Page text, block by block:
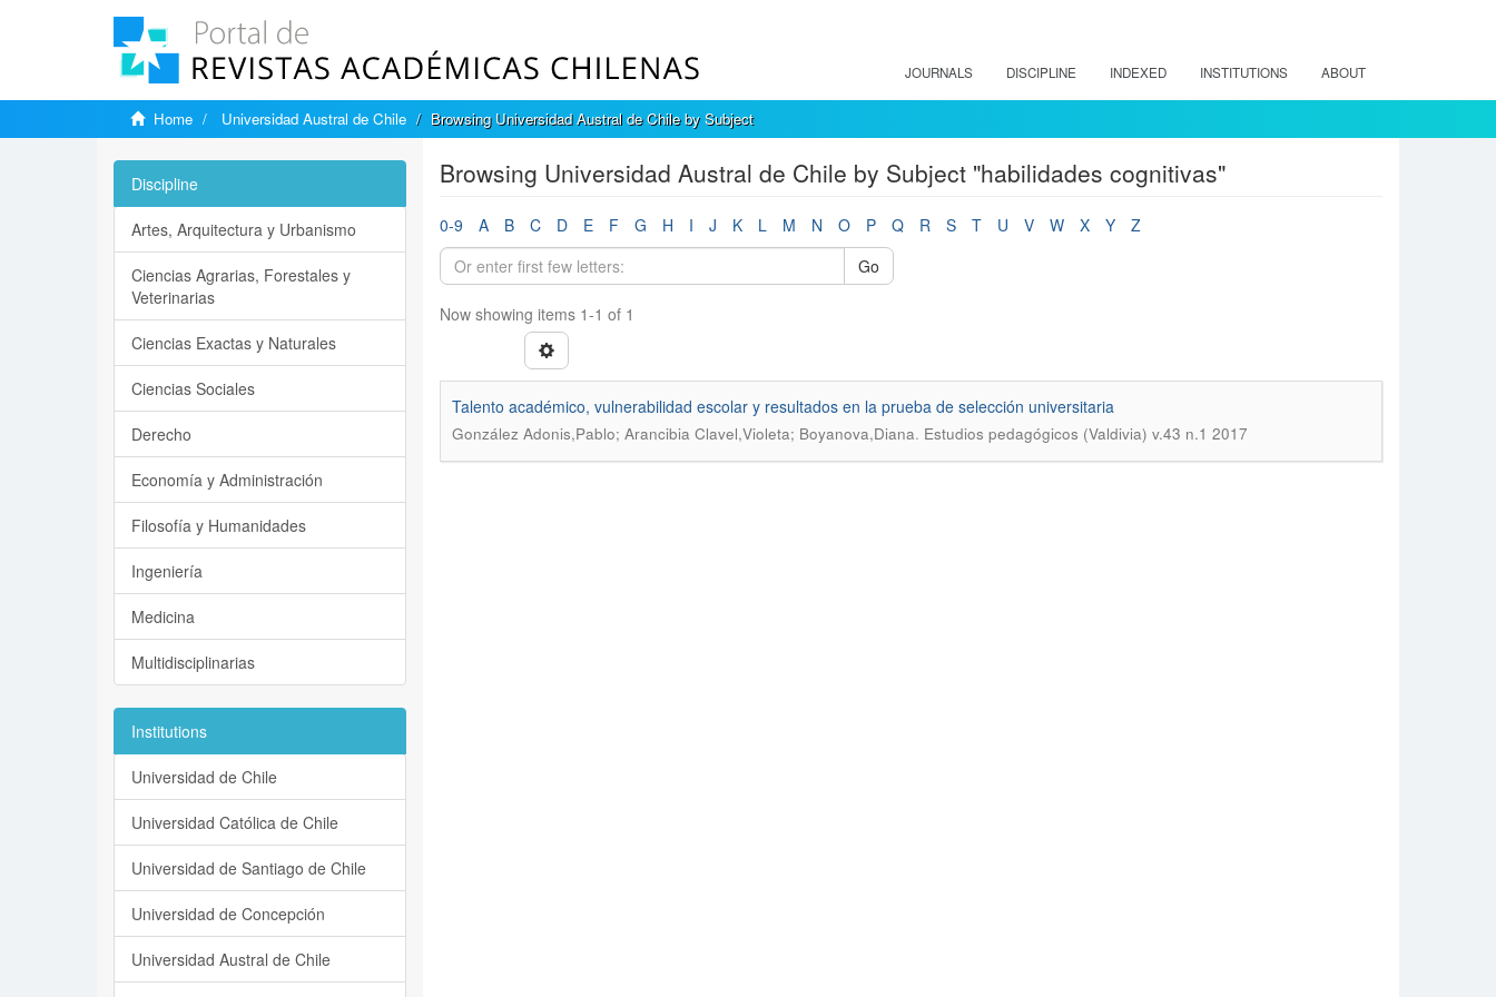
JOURNALS DISCIPLINE INDEXED INSTITUTIONS ABOUT
Home Universidad Austral de Chile Browsing Universidad Austral de Chile by Subject
Browsing Universidad Austral de Chile by Subject "habilidades cognitivas"
0-9 A B C D E F G H I J K L M N O P Q R S T U V W X Y
Z
Go
Now showing items 1-1 of 1
Talento académico, vulnerabilidad escolar y resultados en la prueba de selección universitaria
González Adonis,Pablo; Arancibia Clavel,Violeta; Boyanova,Diana. Estudios pedagógicos (Valdivia) v.43 n.1 2017
Discipline
Artes, Arquitectura y Urbanismo
Ciencias Agrarias, Forestales y
Veterinarias
Ciencias Exactas y Naturales
Ciencias Sociales
Derecho
Economía y Administración
Filosofía y Humanidades
Ingeniería
Medicina
Multidisciplinarias
Institutions
Universidad de Chile
Universidad Católica de Chile
Universidad de Santiago de Chile
Universidad de Concepción
Universidad Austral de Chile